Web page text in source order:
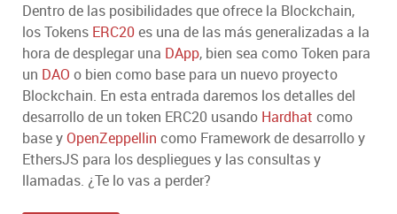
Dentro de las posibilidades que ofrece la Blockchain,
los Tokens ERC20es una de las más generalizadas a la
hora de desplegar una DApp, bien sea como Token para
un DAO o bien como base para un nuevo proyecto
Blockchain. En esta entrada daremos los detalles del
desarrollo de un token ERC20 usando Hardhat como
base y OpenZeppellin como Framework de desarrollo y
EthersJS para los despliegues y las consultas y
llamadas. ¿Te lo vas a perder?